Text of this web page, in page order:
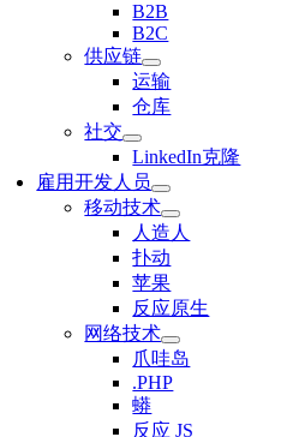
B2B
B2C
供应链
运输
仓库
社交
LinkedIn克隆
雇用开发人员
移动技术
人造人
扑动
苹果
反应原生
网络技术
爪哇岛
.PHP
蟒
反应 JS